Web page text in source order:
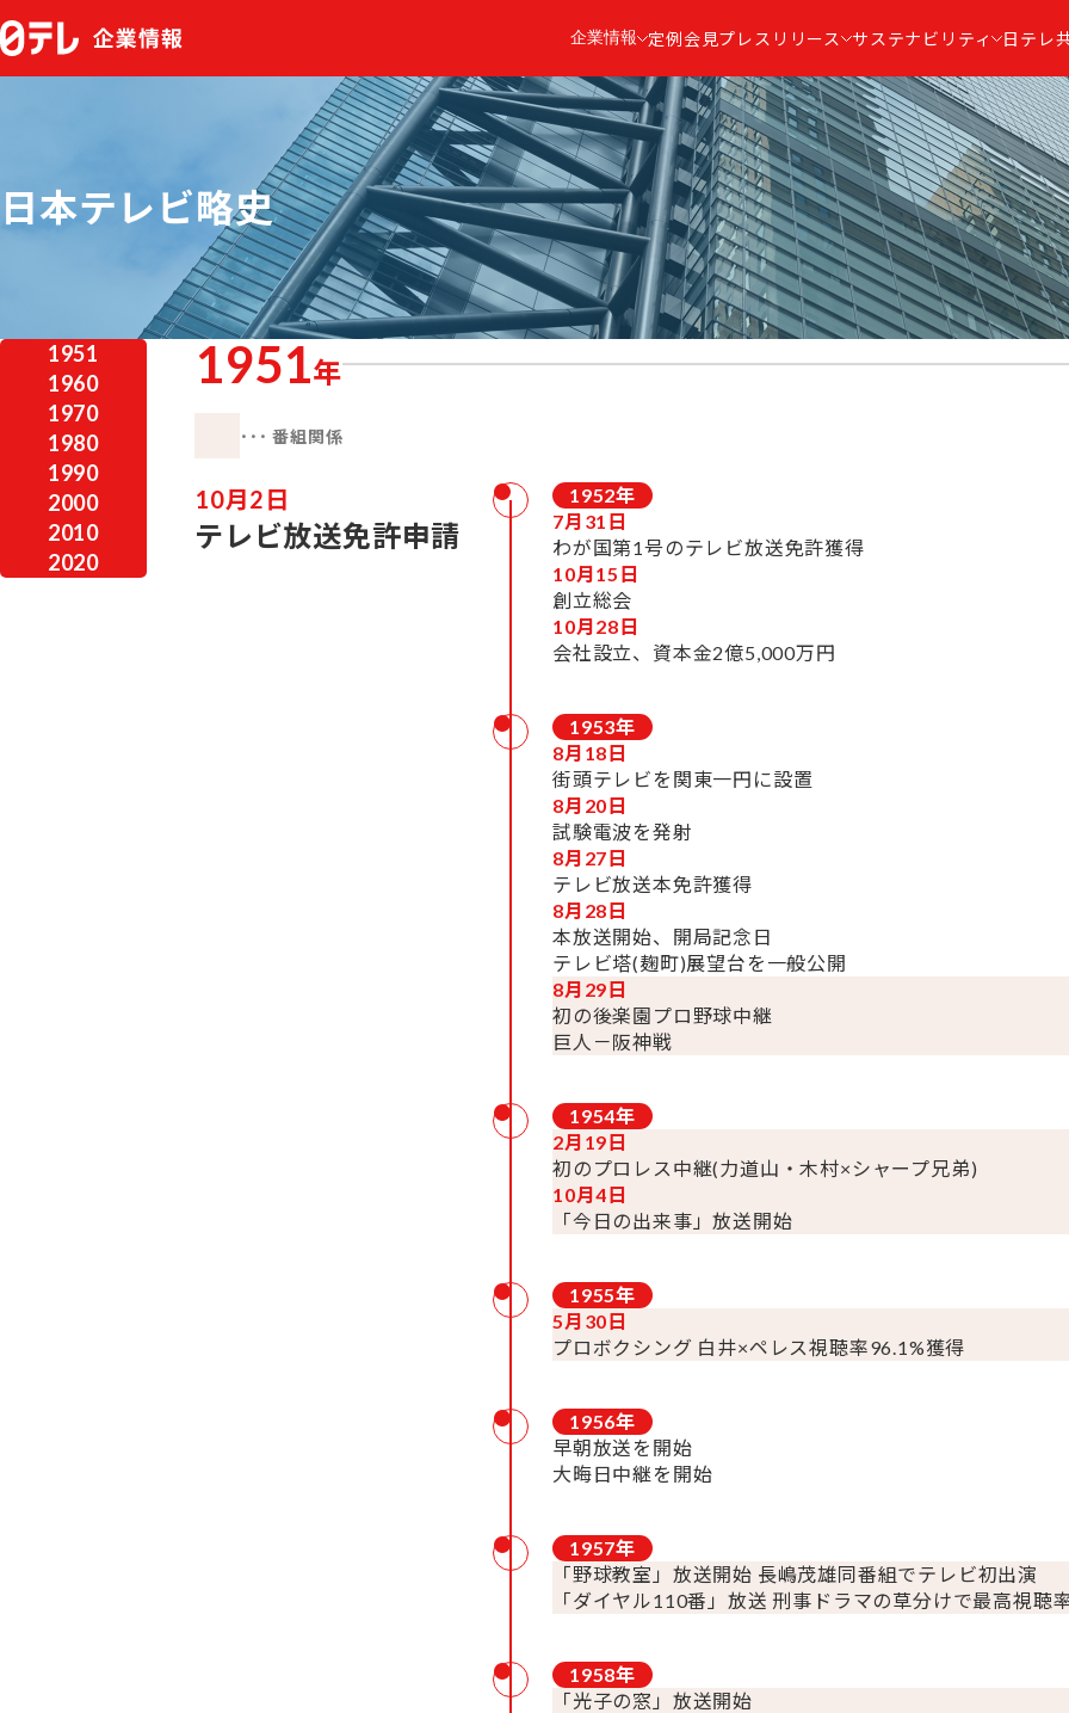
企業情報 定例会見プレスリリース サステナビリティ 日テレ
日本テレビ略史
1951
1960
1970
1980
1990
2000
2010
2020
1951年
10月2日
テレビ放送免許申請
･･･ 番組関係
1952年
7月31日
わが国第1号のテレビ放送免許獲得
10月15日
創立総会
10月28日
会社設立、資本金2億5,000万円
1953年
8月18日
街頭テレビを関東一円に設置
8月20日
試験電波を発射
8月27日
テレビ放送本免許獲得
8月28日
本放送開始、開局記念日
テレビ塔(麹町)展望台を一般公開
8月29日
初の後楽園プロ野球中継
巨人－阪神戦
1954年
2月19日
初のプロレス中継(力道山・木村×シャープ兄弟)
10月4日
「今日の出来事」放送開始
1955年
5月30日
プロボクシング 白井×ペレス視聴率96.1%獲得
1956年
早朝放送を開始
大晦日中継を開始
1957年
「野球教室」放送開始 長嶋茂雄同番組でテレビ初出演
「ダイヤル110番」放送 刑事ドラマの草分けで最高視聴
1958年
「光子の窓」放送開始